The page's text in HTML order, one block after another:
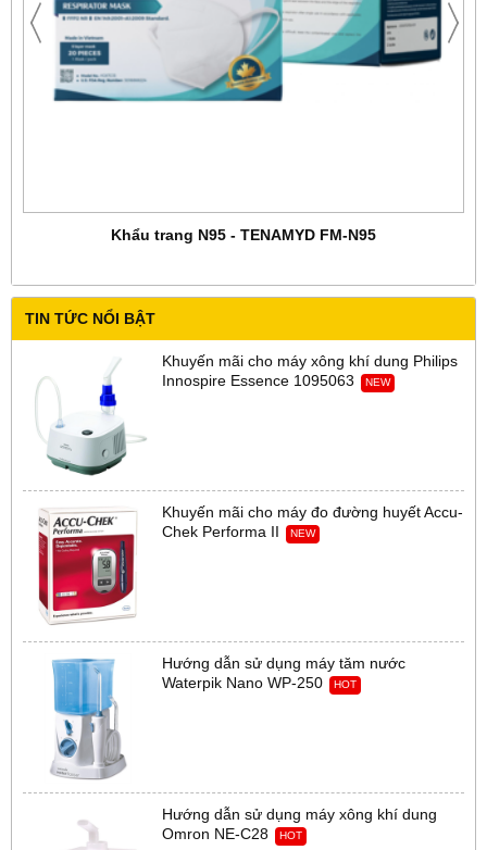
Khẩu trang N95 - TENAMYD FM-N95
TIN TỨC NỔI BẬT
Khuyến mãi cho máy xông khí dung Philips
Innospire Essence 1095063
NEW
Khuyến mãi cho máy đo đường huyết Accu-
Chek Performa II
NEW
Hướng dẫn sử dụng máy tăm nước
Waterpik Nano WP-250
HOT
Hướng dẫn sử dụng máy xông khí dung
Omron NE-C28
HOT